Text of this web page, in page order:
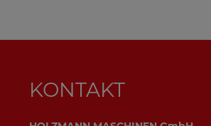
KONTAKT